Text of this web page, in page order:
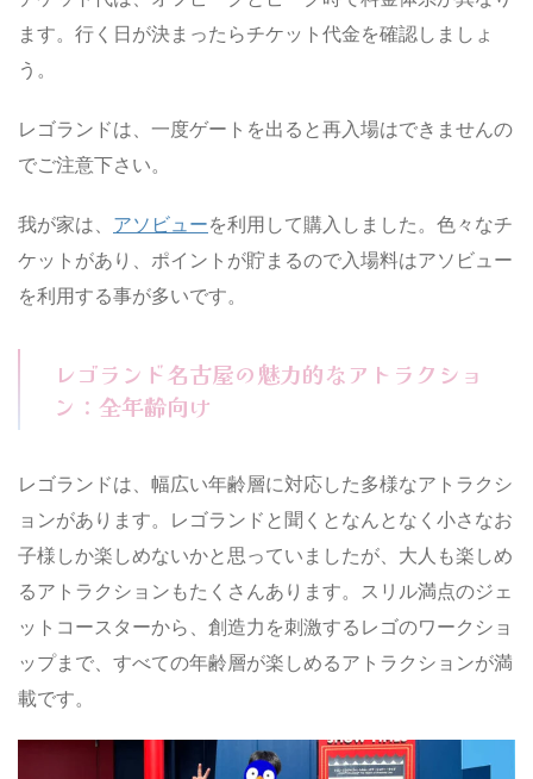
ます。行く日が決まったらチケット代金を確認しましょ
う。
レゴランドは、一度ゲートを出ると再入場はできませんの
でご注意下さい。
我が家は、 アソビューを利用して購入しました。色々なチ
ケットがあり、ポイントが貯まるので入場料はアソビュー
を利用する事が多いです。
レゴランド名古屋の魅力的なアトラクショ
ン：全年齢向け
レゴランドは、幅広い年齢層に対応した多様なアトラクシ
ョンがあります。レゴランドと聞くとなんとなく小さなお
子様しか楽しめないかと思っていましたが、大人も楽しめ
るアトラクションもたくさんあります。スリル満点のジェ
ットコースターから、創造力を刺激するレゴのワークショ
ップまで、すべての年齢層が楽しめるアトラクションが満
載です。